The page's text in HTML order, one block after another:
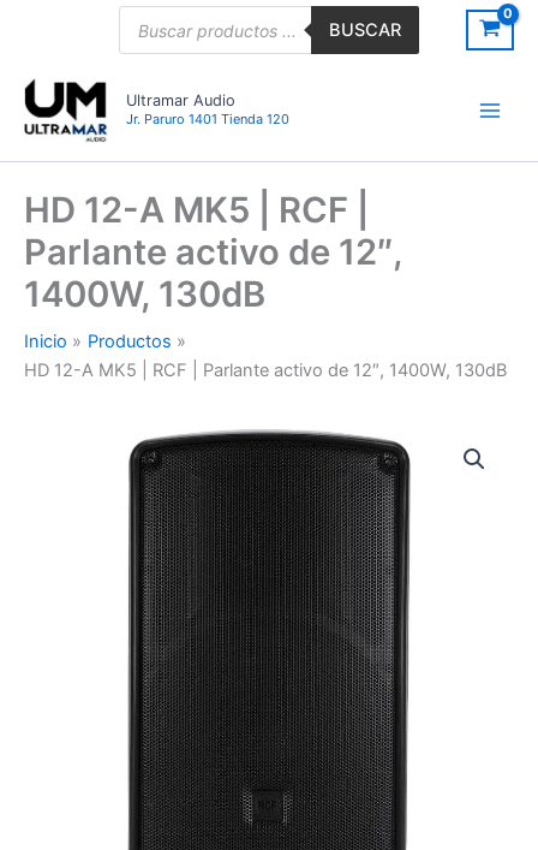
BUSCAR
Ultramar Audio
Jr. Paruro 1401 Tienda 120
HD 12-A MK5 | RCF |
Parlante activo de 12″,
1400W, 130dB
Inicio
Productos
HD 12-A MK5 | RCF | Parlante activo de 12″, 1400W, 130dB